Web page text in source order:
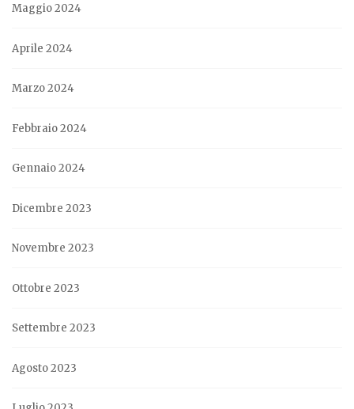
Maggio 2024
Aprile 2024
Marzo 2024
Febbraio 2024
Gennaio 2024
Dicembre 2023
Novembre 2023
Ottobre 2023
Settembre 2023
Agosto 2023